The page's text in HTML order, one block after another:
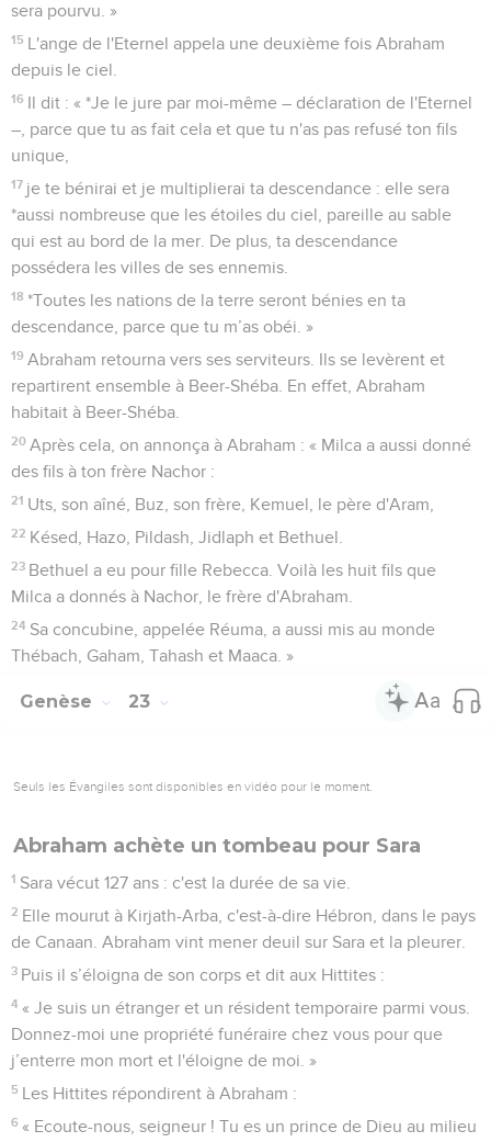
sera pourvu. »
15 L'ange de l'Eternel appela une deuxième fois Abraham
depuis le ciel.
16 Il dit : « *Je le jure par moi-même – déclaration de l'Eternel
–, parce que tu as fait cela et que tu n'as pas refusé ton fils
unique,
17 je te bénirai et je multiplierai ta descendance : elle sera
*aussi nombreuse que les étoiles du ciel, pareille au sable
qui est au bord de la mer. De plus, ta descendance
possédera les villes de ses ennemis.
18 *Toutes les nations de la terre seront bénies en ta
descendance, parce que tu m’as obéi. »
19 Abraham retourna vers ses serviteurs. Ils se levèrent et
repartirent ensemble à Beer-Shéba. En effet, Abraham
habitait à Beer-Shéba.
20 Après cela, on annonça à Abraham : « Milca a aussi donné
des fils à ton frère Nachor :
21 Uts, son aîné, Buz, son frère, Kemuel, le père d'Aram,
22 Késed, Hazo, Pildash, Jidlaph et Bethuel.
23 Bethuel a eu pour fille Rebecca. Voilà les huit fils que
Milca a donnés à Nachor, le frère d'Abraham.
24 Sa concubine, appelée Réuma, a aussi mis au monde
Thébach, Gaham, Tahash et Maaca. »
Genèse 23
Seuls les Évangiles sont disponibles en vidéo pour le moment.
Abraham achète un tombeau pour Sara
1 Sara vécut 127 ans : c'est la durée de sa vie.
2 Elle mourut à Kirjath-Arba, c'est-à-dire Hébron, dans le pays
de Canaan. Abraham vint mener deuil sur Sara et la pleurer.
3 Puis il s’éloigna de son corps et dit aux Hittites :
4 « Je suis un étranger et un résident temporaire parmi vous.
Donnez-moi une propriété funéraire chez vous pour que
j’enterre mon mort et l'éloigne de moi. »
5 Les Hittites répondirent à Abraham :
6 « Ecoute-nous, seigneur ! Tu es un prince de Dieu au milieu